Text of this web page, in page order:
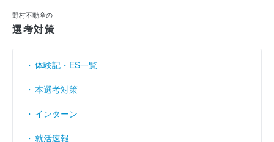
野村不動産の
選考対策
体験記・ES一覧
本選考対策
インターン
就活速報